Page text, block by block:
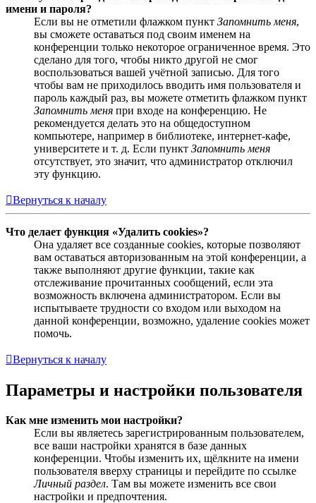
имени и пароля?
Если вы не отметили флажком пункт Запомнить меня,
вы сможете оставаться под своим именем на
конференции только некоторое ограниченное время. Это
сделано для того, чтобы никто другой не смог
воспользоваться вашей учётной записью. Для того
чтобы вам не приходилось вводить имя пользователя и
пароль каждый раз, вы можете отметить флажком пункт
Запомнить меня при входе на конференцию. Не
рекомендуется делать это на общедоступном
компьютере, например в библиотеке, интернет-кафе,
университете и т. д. Если пункт Запомнить меня
отсутствует, это значит, что администратор отключил
эту функцию.
Вернуться к началу
Что делает функция «Удалить cookies»?
Она удаляет все созданные cookies, которые позволяют
вам оставаться авторизованным на этой конференции, а
также выполняют другие функции, такие как
отслеживание прочитанных сообщений, если эта
возможность включена администратором. Если вы
испытываете трудности со входом или выходом на
данной конференции, возможно, удаление cookies может
помочь.
Вернуться к началу
Параметры и настройки пользователя
Как мне изменить мои настройки?
Если вы являетесь зарегистрированным пользователем,
все ваши настройки хранятся в базе данных
конференции. Чтобы изменить их, щёлкните на имени
пользователя вверху страницы и перейдите по ссылке
Личный раздел. Там вы можете изменить все свои
настройки и предпочтения.